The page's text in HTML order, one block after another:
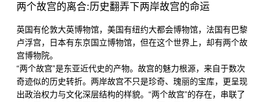
两个故宫的离合:历史翻弄下两岸故宫的命运
英国有伦敦大英博物馆，美国有纽约大都会博物馆，法国有巴黎
卢浮宫，日本有东京国立博物馆，但在这个世界上，却有两个故
宫博物院。
“两个故宫”是东亚近代史的产物。故宫的魅力根源，来自于数次
奇迹似的历史转折。两岸故宫不只是珍奇、瑰丽的宝库，更呈现
出政治权力与文化深层结构的样貌。“两个故宫”的存在，串联了